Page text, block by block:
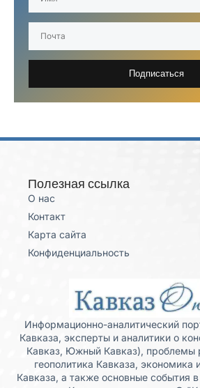
Подписаться
Полезная ссылка
О нас
Контакт
Карта сайта
Конфиденциальность
Информационно-аналитический
Кавказа, эксперты и аналитики о
Кавказ, Южный Кавказ), проблемы
геополитика Кавказа, экономика
Кавказа, а также основные события